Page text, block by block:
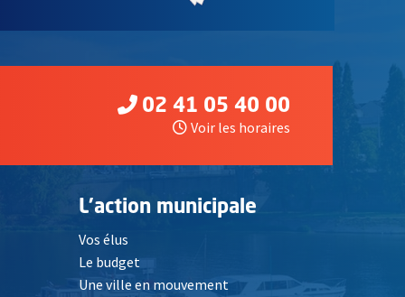
02 41 05 40 00
Voir les horaires
L'action municipale
Vos élus
Le budget
Une ville en mouvement